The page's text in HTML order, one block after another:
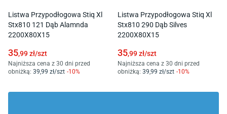
Listwa Przypodłogowa Stiq Xl
Stx810 121 Dąb Alamnda
2200X80X15
35,99zł/szt
Najniższa cena z 30 dni przed
obniżką: 39 ,99 zł/szt -10%
Listwa Przypodłogowa Stiq Xl
Stx810 290 Dąb Silves
2200X80X15
35,99zł/szt
Najniższa cena z 30 dni przed
obniżką: 39 ,99 zł/szt -10%